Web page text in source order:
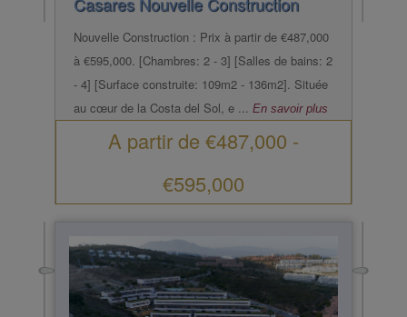
Nouvelle Construction : Prix à partir de €487,000
à €595,000. [Chambres: 2 - 3] [Salles de bains: 2
- 4] [Surface construite: 109m2 - 136m2]. Située
au cœur de la Costa del Sol, e ... En savoir plus
A partir de €487,000 -
€595,000